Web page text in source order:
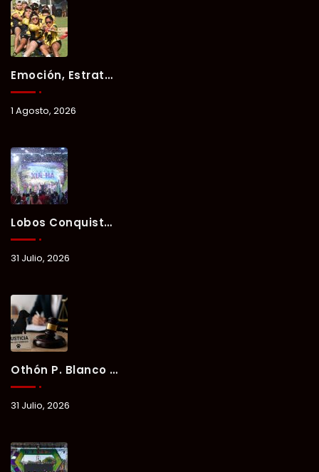
Emoción, Estrategia Y Trabajo En Equipo Marcan El Segundo Día Del Verano Xul-Há 2026.
1 Agosto, 2026
Lobos Conquista La Primera Competencia Del Verano Xul-Há 2026 En Una Noche Llena De Talento Y Energía.
31 Julio, 2026
Othón P. Blanco Refrenda Su Compromiso Contra El Maltrato Animal: Vinculan A Proceso A Presunto Responsable Tras Denuncia Del Ayuntamiento.
31 Julio, 2026